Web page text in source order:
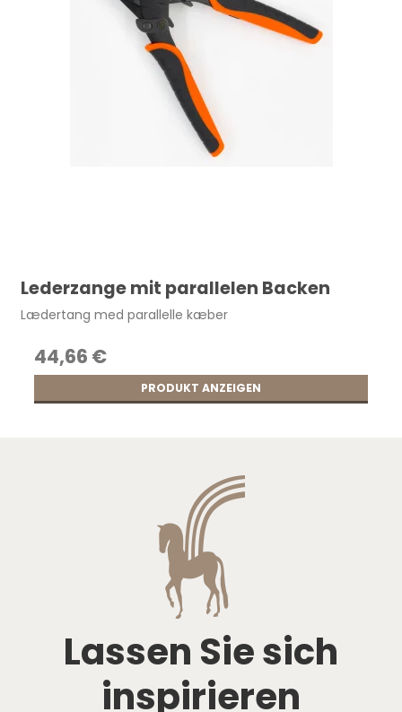
Lederzange mit parallelen Backen
Lædertang med parallelle kæber
44,66 €
PRODUKT ANZEIGEN
Lassen Sie sich
inspirieren